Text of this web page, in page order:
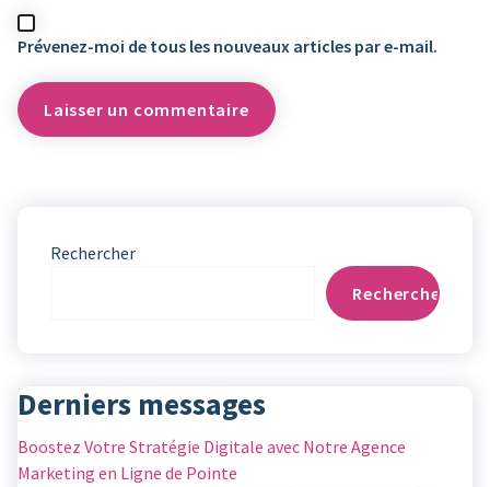
Prévenez-moi de tous les nouveaux articles par e-mail.
Rechercher
Rechercher
Derniers messages
Boostez Votre Stratégie Digitale avec Notre Agence
Marketing en Ligne de Pointe